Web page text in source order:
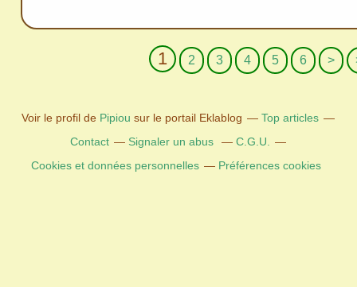
1 2 3 4 5 6 >
Voir le profil de Pipiou sur le portail Eklablog
Top articles
Contact
Signaler un abus
C.G.U.
Cookies et données personnelles
Préférences cookies